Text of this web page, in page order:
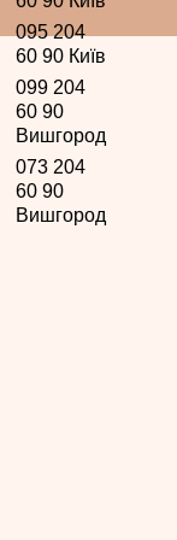
095 204
60 90 Київ
099 204
60 90
Вишгород
073 204
60 90
Вишгород